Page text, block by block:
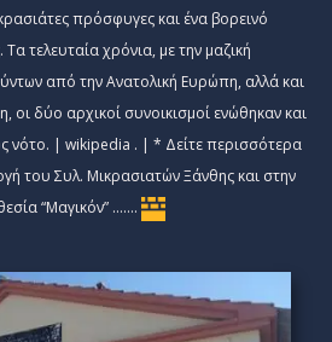
πρόσφυγες και ένα βορεινό
τελευταία χρόνια, με την μαζική
από την Ανατολική Ευρώπη, αλλά και
οι δύο αρχικοί συνοικισμοί ενώθηκαν και
νότο. | wikipedia . | * Δείτε περισσότερα
του Συλ. Μικρασιατών Ξάνθης και στην
“Μαγικόν” …….